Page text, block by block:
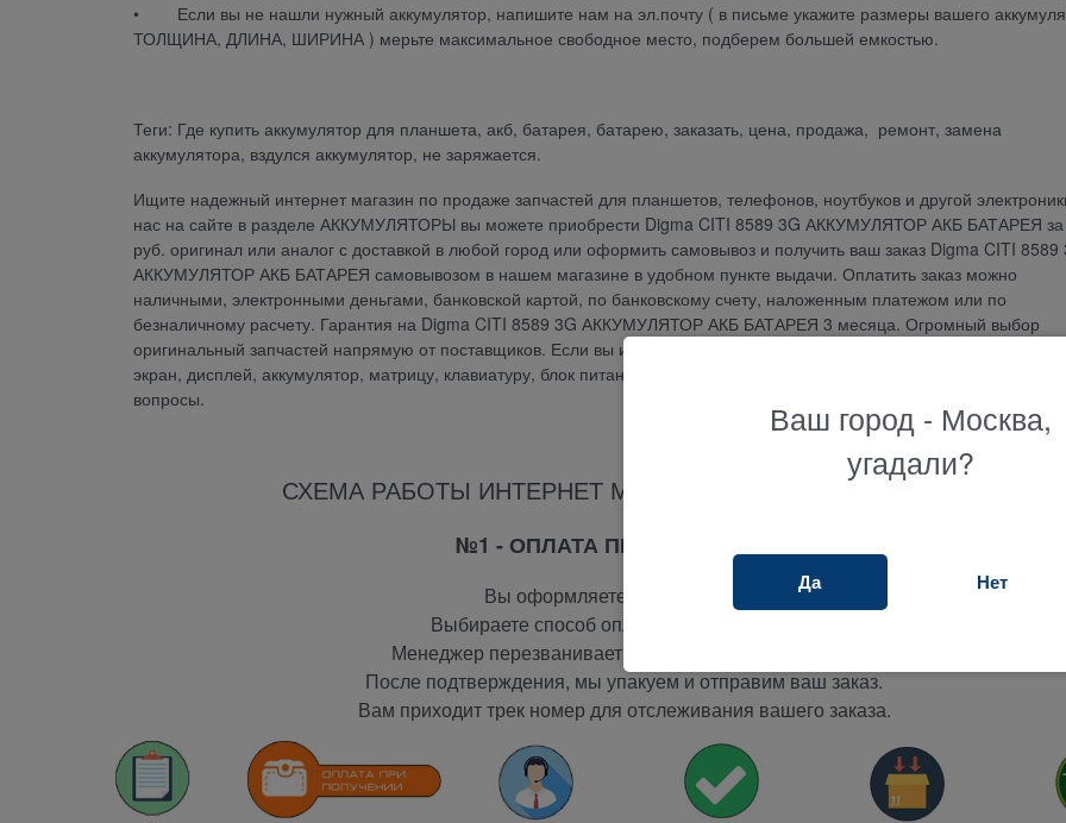
• Если вы не нашли нужный аккумулятор, напишите нам на эл.почту ( в письме укажите размеры вашего
ТОЛЩИНА, ДЛИНА, ШИРИНА ) мерьте максимальное свободное место, подберем большей емкостью.
Теги: Где купить аккумулятор для планшета, акб, батарея, батарею, заказать, цена, продажа, ремонт, замена
аккумулятора, вздулся аккумулятор, не заряжается.
Ищите надежный интернет магазин по продаже запчастей для планшетов, телефонов, ноутбуков и другой
нас на сайте в разделе АККУМУЛЯТОРЫ вы можете приобрести Digma CITI 8589 3G АККУМУЛЯТОР АКБ БАТАРЕЯ за
руб. оригинал или аналог с доставкой в любой город или оформить самовывоз и получить ваш заказ Digma CITI 8589
АККУМУЛЯТОР АКБ БАТАРЕЯ самовывозом в нашем магазине в удобном пункте выдачи. Оплатить заказ можно
наличными, электронными деньгами, банковской картой, по банковскому счету, наложенным платежом или по
безналичному расчету. Гарантия на Digma CITI 8589 3G АККУМУЛЯТОР АКБ БАТАРЕЯ 3 месяца. Огромный выбор
оригинальный запчастей напрямую от поставщиков. Если вы ищите где купить и не знаете как подобрать тачскрин,
экран, дисплей, аккумулятор, матрицу, клавиатуру, блок питания или другую запчасть, наш менеджер ответит на
вопросы.
СХЕМА РАБОТЫ ИНТЕРНЕТ МАГАЗИНА ТЕРАБАЙТ МАРКЕТ
№1 - ОПЛАТА ПРИ ПОЛУЧЕНИИ
Вы оформляете заказ на сайте.
Выбираете способ оплаты -
Менеджер перезванивает вам и подтверждает заказ.
После подтверждения, мы упакуем и отправим ваш заказ.
Вам приходит трек номер для отслеживания вашего заказа.
Ваш город - Москва,
угадали?
Да Нет